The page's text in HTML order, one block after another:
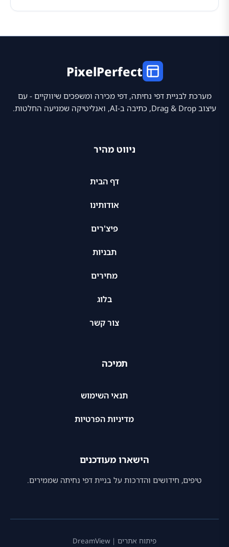
PixelPerfect
מערכת לבניית דפי נחיתה, דפי מכירה ומשפכים שיווקיים - עם
עיצוב Drag & Drop, כתיבה ב-AI, ואנליטיקה שמניעה החלטות.
ניווט מהיר
דף הבית
אודותינו
פיצ'רים
תבניות
מחירים
בלוג
צור קשר
תמיכה
תנאי השימוש
מדיניות הפרטיות
הישארו מעודכנים
טיפים, חידושים והדרכות על בניית דפי נחיתה שממירים.
פיתוח אתרים | DreamView